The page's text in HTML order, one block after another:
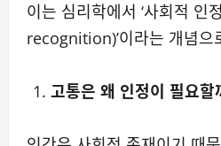
이는 심리학에서 ‘사회적 인
recognition)’이라는 개념으
고통은 왜 인정이 필요할